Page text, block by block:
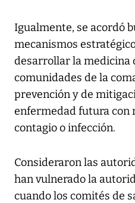
Igualmente, se acordó
mecanismos
desarrollar la medicina
comunidades de la
prevención y de
enfermedad futura con
contagio o infección.
Consideraron las
han vulnerado la
cuando los comités de